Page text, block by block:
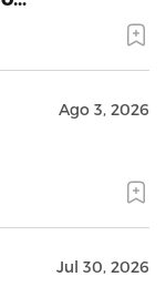
Ago 3, 2026
Jul 30, 2026